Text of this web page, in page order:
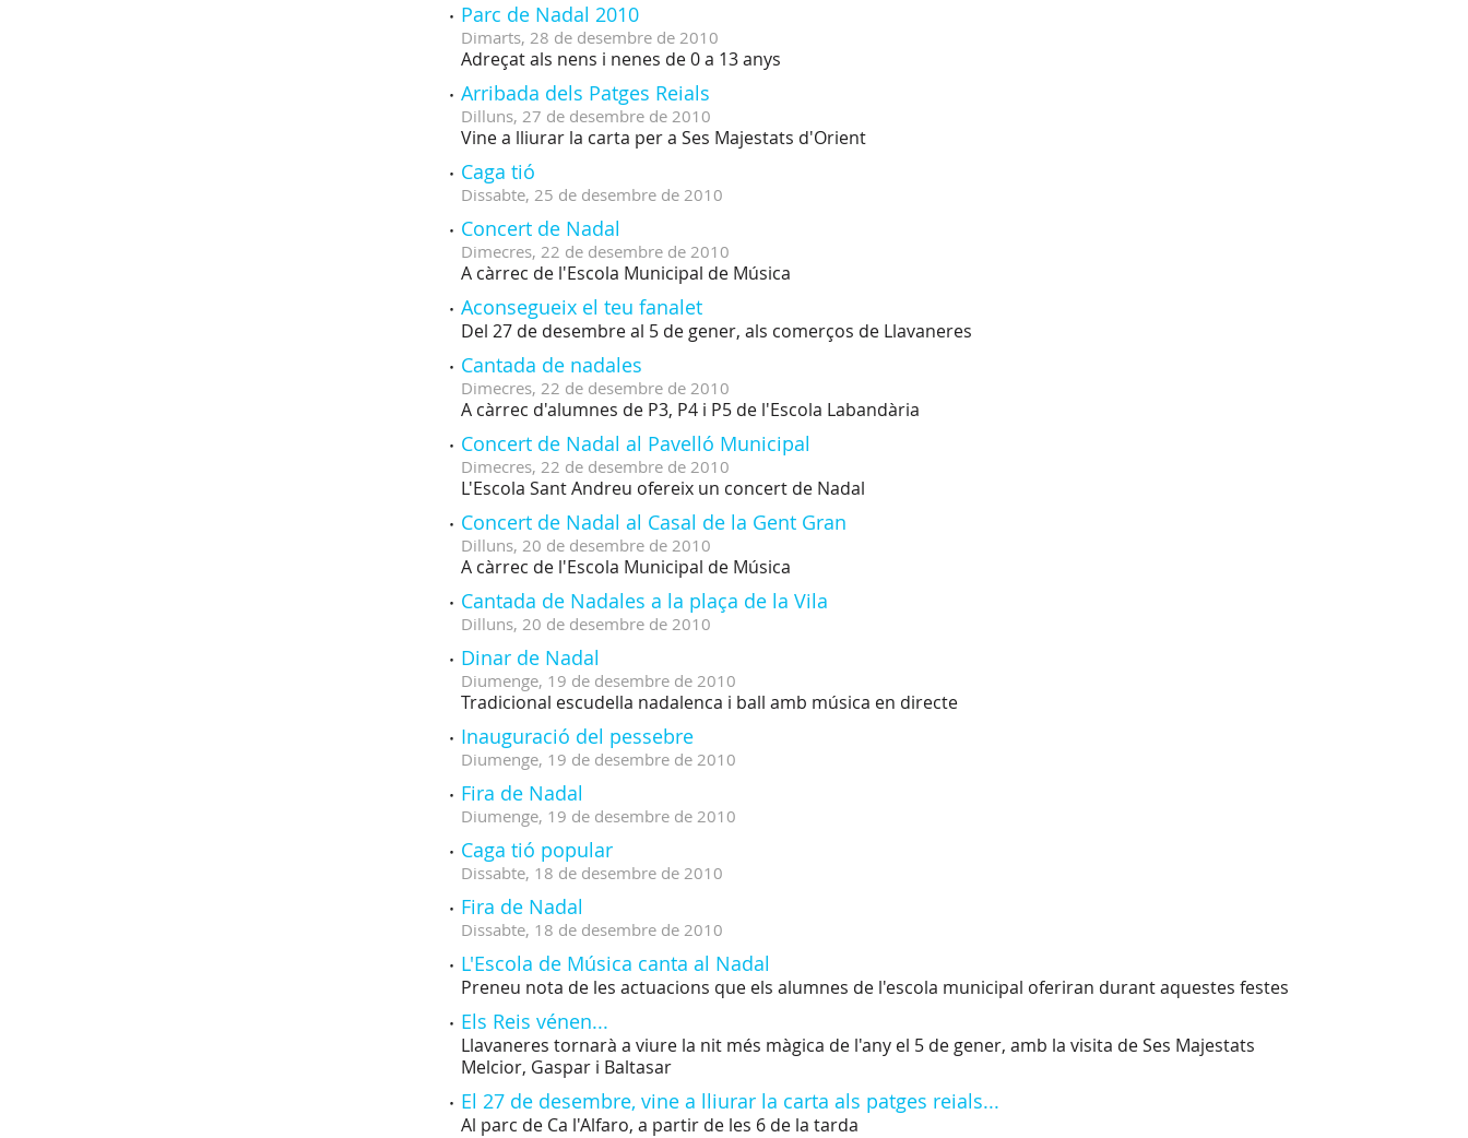
Parc de Nadal 2010
Dimarts, 28 de desembre de 2010
Adreçat als nens i nenes de 0 a 13 anys
Arribada dels Patges Reials
Dilluns, 27 de desembre de 2010
Vine a lliurar la carta per a Ses Majestats d'Orient
Caga tió
Dissabte, 25 de desembre de 2010
Concert de Nadal
Dimecres, 22 de desembre de 2010
A càrrec de l'Escola Municipal de Música
Aconsegueix el teu fanalet
Del 27 de desembre al 5 de gener, als comerços de Llavaneres
Cantada de nadales
Dimecres, 22 de desembre de 2010
A càrrec d'alumnes de P3, P4 i P5 de l'Escola Labandària
Concert de Nadal al Pavelló Municipal
Dimecres, 22 de desembre de 2010
L'Escola Sant Andreu ofereix un concert de Nadal
Concert de Nadal al Casal de la Gent Gran
Dilluns, 20 de desembre de 2010
A càrrec de l'Escola Municipal de Música
Cantada de Nadales a la plaça de la Vila
Dilluns, 20 de desembre de 2010
Dinar de Nadal
Diumenge, 19 de desembre de 2010
Tradicional escudella nadalenca i ball amb música en directe
Inauguració del pessebre
Diumenge, 19 de desembre de 2010
Fira de Nadal
Diumenge, 19 de desembre de 2010
Caga tió popular
Dissabte, 18 de desembre de 2010
Fira de Nadal
Dissabte, 18 de desembre de 2010
L'Escola de Música canta al Nadal
Preneu nota de les actuacions que els alumnes de l'escola municipal oferiran durant aquestes festes
Els Reis vénen...
Llavaneres tornarà a viure la nit més màgica de l'any el 5 de gener, amb la visita de Ses Majestats
Melcior, Gaspar i Baltasar
El 27 de desembre, vine a lliurar la carta als patges reials...
Al parc de Ca l'Alfaro, a partir de les 6 de la tarda